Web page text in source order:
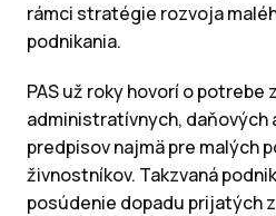
rámci stratégie rozvoja
podnikania.
PAS už roky hovorí o
administratívnych, daňových
predpisov najmä pre malých
živnostníkov. Takzvaná
posúdenie dopadu prijatých